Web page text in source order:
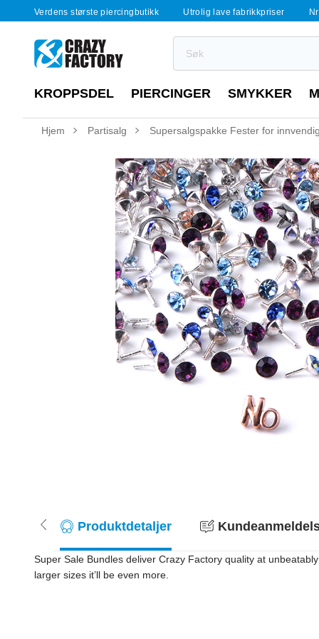
Verdens største piercingbutikk Utrolig lave fabrikkpriser
KROPPSDEL PIERCINGER SMYKKER
Hjem Partisalg Supersalgspakke Fester for
Produktdetaljer
Super Sale Bundles deliver Crazy Factory quality at
larger sizes it’ll be even more.